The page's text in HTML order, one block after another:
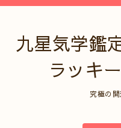
九星気学鑑
ラッキ
究極の